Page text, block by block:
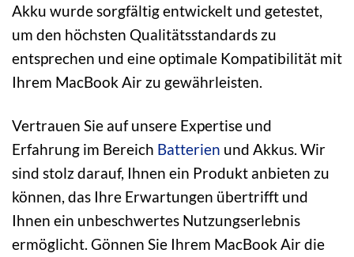
Akku wurde sorgfältig entwickelt und getestet,
um den höchsten Qualitätsstandards zu
entsprechen und eine optimale Kompatibilität mit
Ihrem MacBook Air zu gewährleisten.
Vertrauen Sie auf unsere Expertise und
Erfahrung im Bereich Batterien und Akkus. Wir
sind stolz darauf, Ihnen ein Produkt anbieten zu
können, das Ihre Erwartungen übertrifft und
Ihnen ein unbeschwertes Nutzungserlebnis
ermöglicht. Gönnen Sie Ihrem MacBook Air die